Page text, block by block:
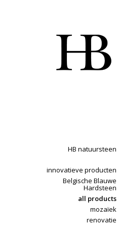
HB natuursteen
innovatieve producten
Belgische Blauwe
Hardsteen
all products
mozaïek
renovatie